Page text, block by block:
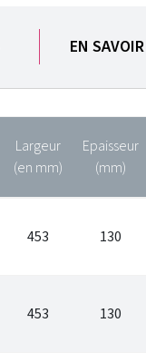
EN
Largeur
(en mm)
Epaisseur
(mm)
453 130
453 130